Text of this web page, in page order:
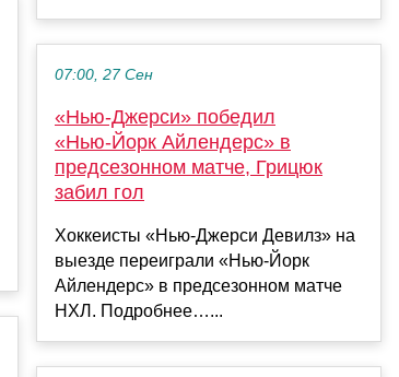
07:00, 27 Сен
«Нью‑Джерси» победил
«Нью‑Йорк Айлендерс» в
предсезонном матче, Грицюк
забил гол
Хоккеисты «Нью‑Джерси Девилз» на
выезде переиграли «Нью‑Йорк
Айлендерс» в предсезонном матче
НХЛ. Подробнее…...